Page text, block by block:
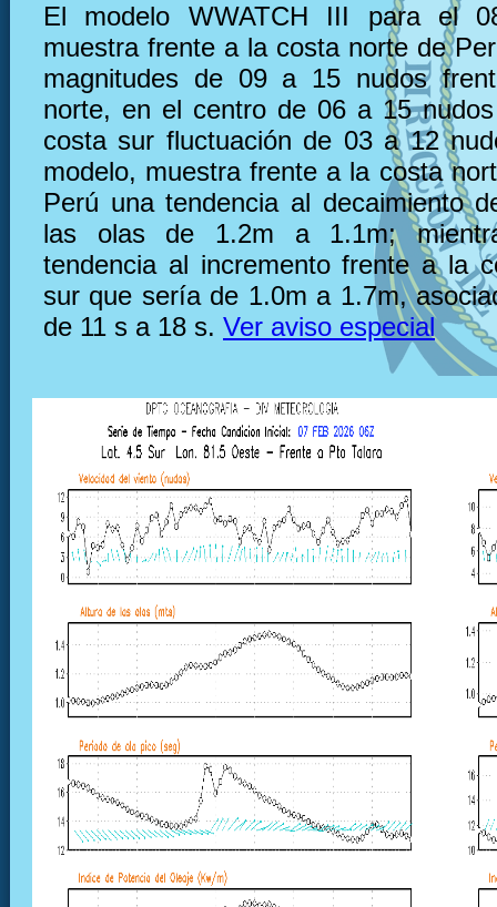
El modelo WWATCH III para el
muestra frente a la costa norte de
magnitudes de 09 a 15 nudos
norte, en el centro de 06 a 15
costa sur fluctuación de 03 a 12
modelo, muestra frente a la costa
Perú una tendencia al decaimiento
las olas de 1.2m a 1.1m;
tendencia al incremento frente a la
sur que sería de 1.0m a 1.7m,
de 11 s a 18 s. Ver aviso especial